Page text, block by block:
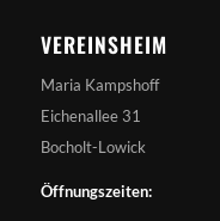
VEREINSHEIM
Maria Kampshoff
Eichenallee 31
Bocholt-Lowick
Öffnungszeiten: